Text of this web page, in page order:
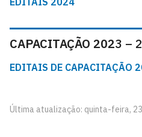
CAPACITAÇÃO 2023 –
EDITAIS DE CAPACITAÇÃO
Última atualização: quinta-feira,